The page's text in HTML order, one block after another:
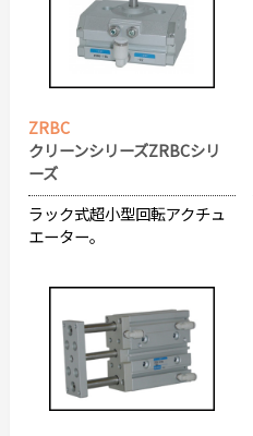
ZRBC
クリーンシリーズZRBCシリ
ーズ
ラック式超小型回転アクチュ
エーター。